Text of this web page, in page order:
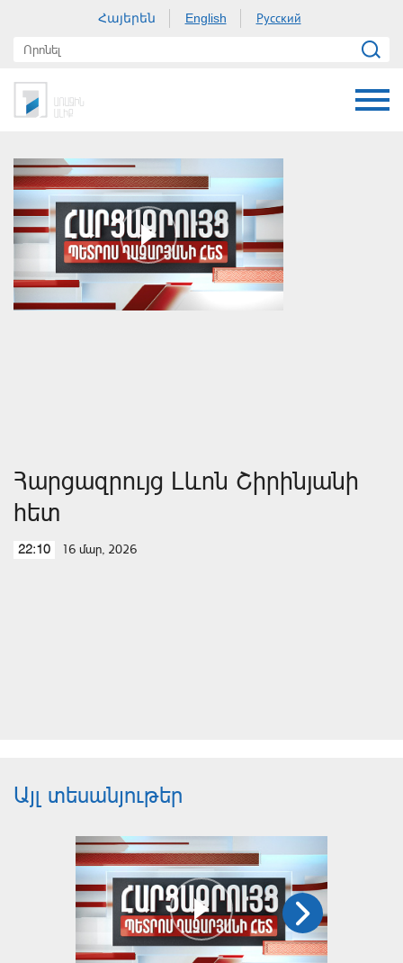
Հայերեն English Русский
Հարցազրույց Լևոն Շիրինյանի
հետ
22:10 16 մար, 2026
Այլ տեսանյութեր